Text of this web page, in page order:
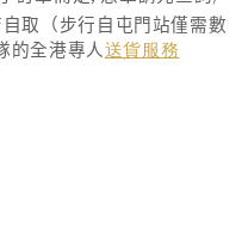
取（步行自屯門站僅需數
的全港專人 送貨服務